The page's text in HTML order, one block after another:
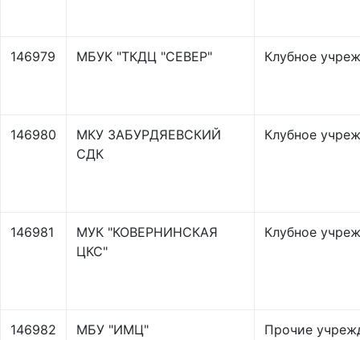
146979 МБУК "ТКДЦ "СЕВЕР" Клубное
146980
МКУ ЗАБУРДЯЕВСКИЙ
СДК
Клубное
146981
МУК "КОВЕРНИНСКАЯ
ЦКС"
Клубное
146982 МБУ "ИМЦ"
Прочие